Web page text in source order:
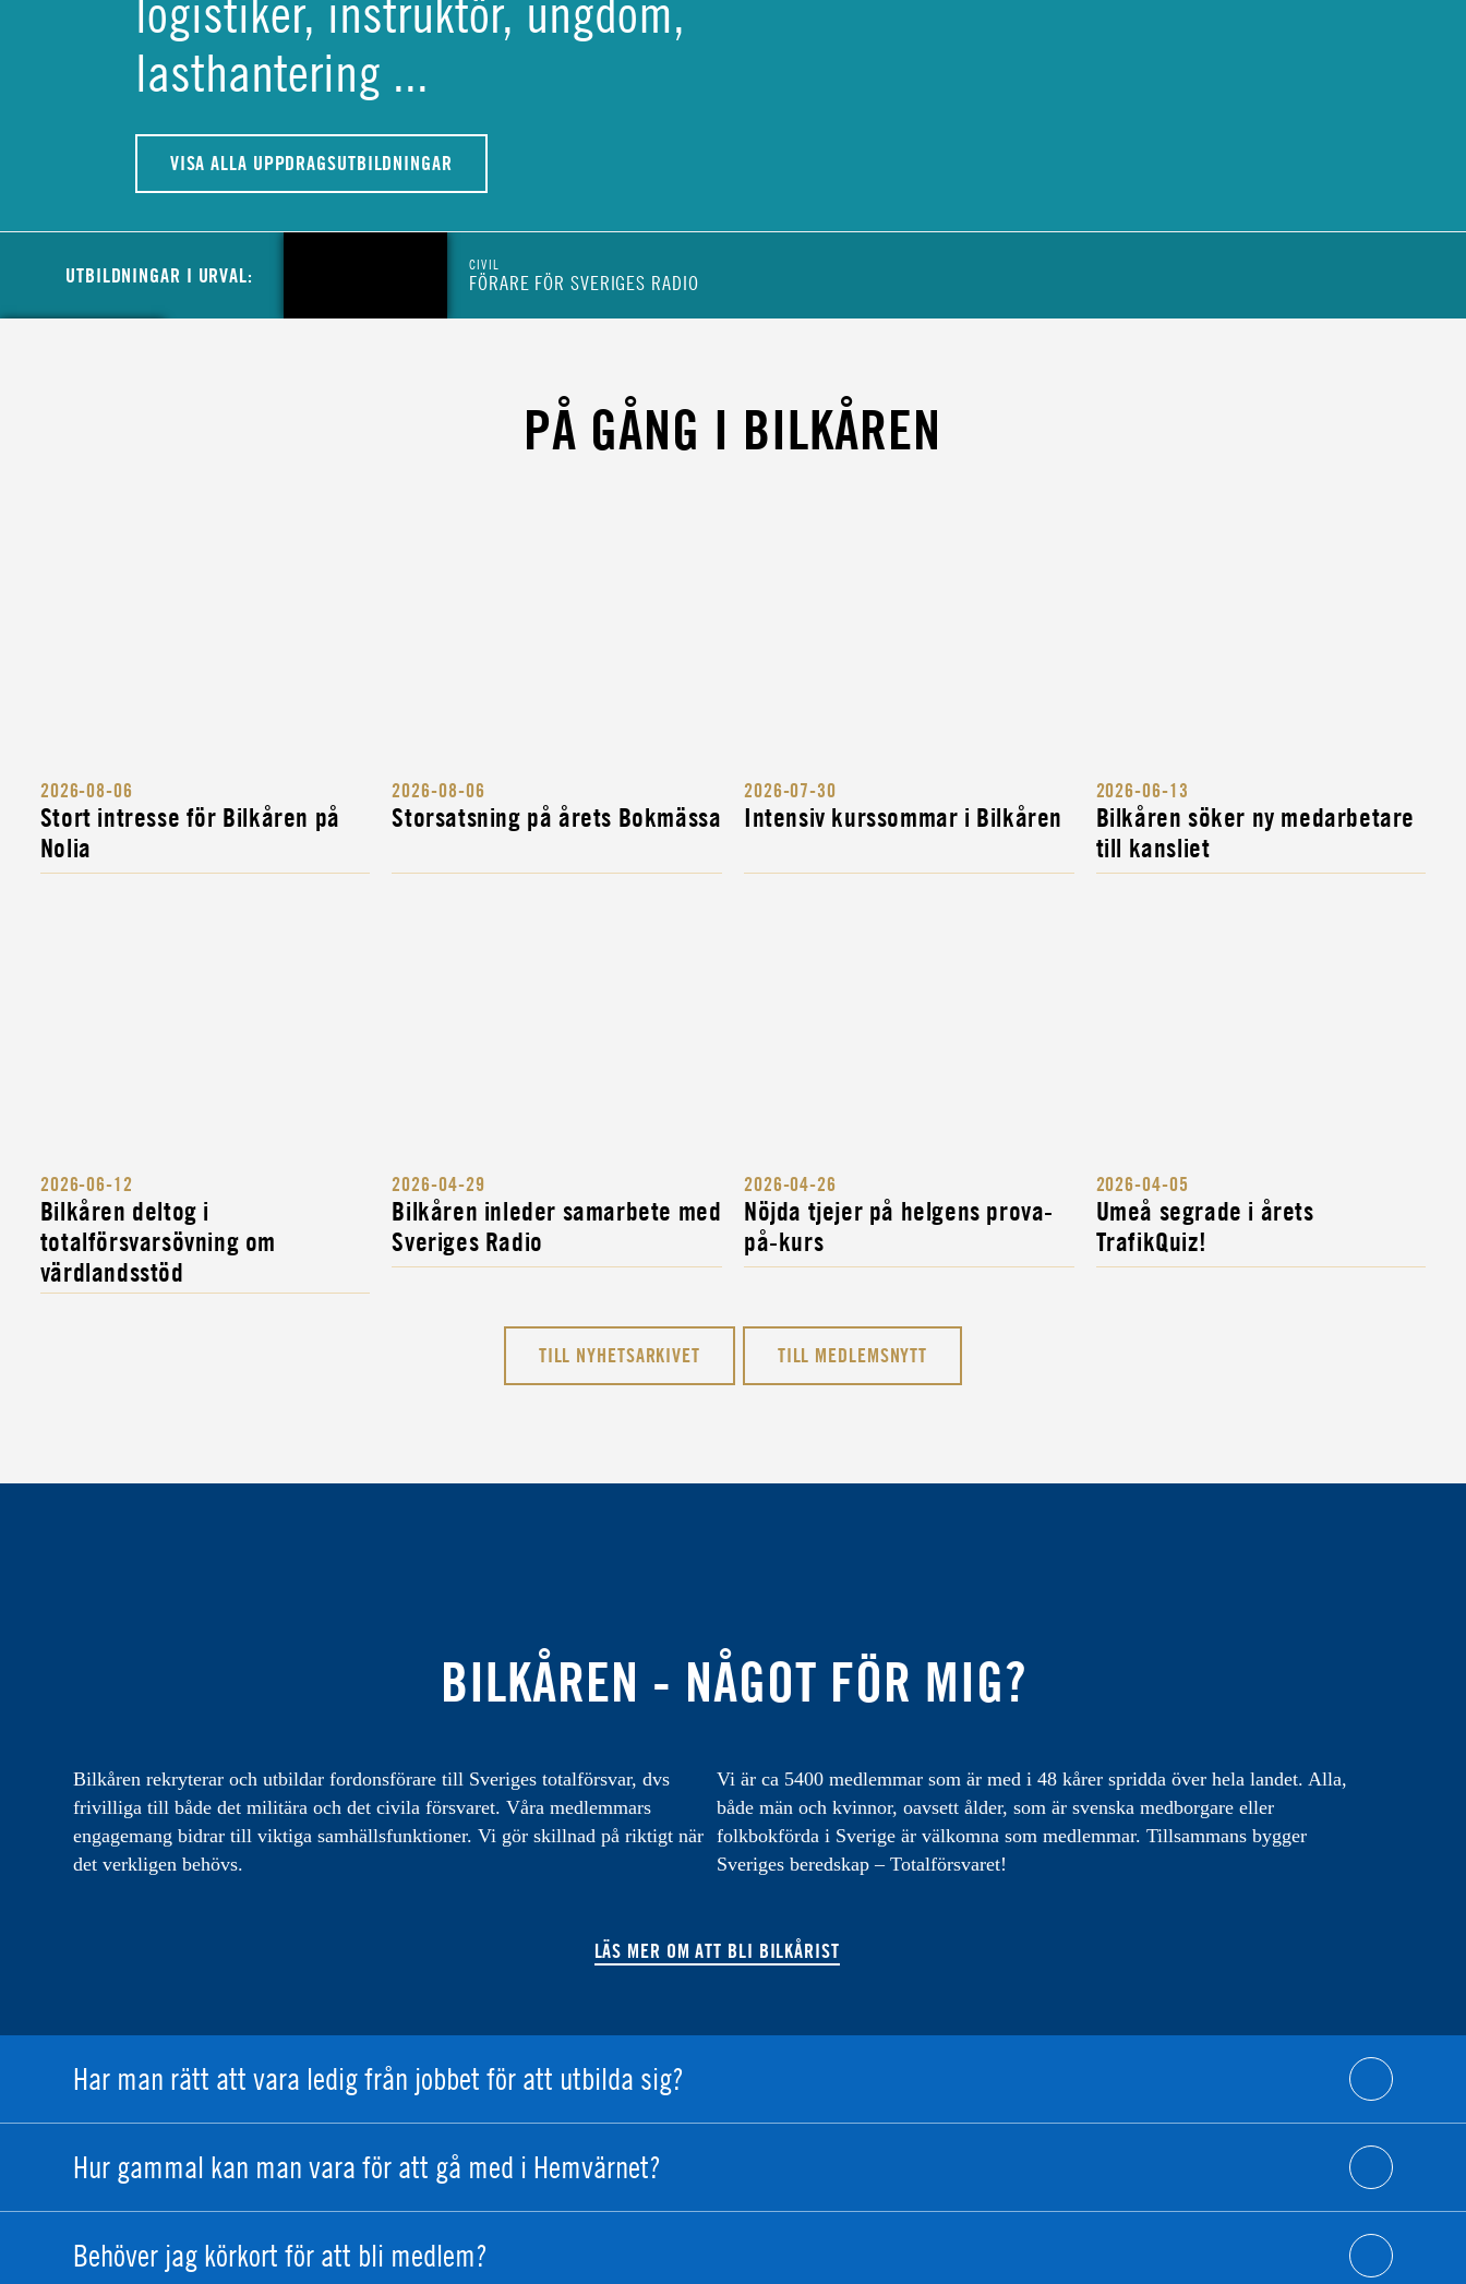
logistiker, instruktör, ungdom,
lasthantering ...
VISA ALLA UPPDRAGSUTBILDNINGAR
UTBILDNINGAR I URVAL: CIVIL
FÖRARE FÖR SVERIGES RADIO
KOMPLETTERINGSUTBILDNING FÖR MILITÄRA
FORDONS- OCH...
INSTRUKTÖR
PÅ GÅNG I BILKÅREN
2026-08-06
Stort intresse för Bilkåren på
Nolia
2026-08-06
Storsatsning på årets Bokmässa
2026-07-30
Intensiv kurssommar i Bilkåren
2026-06-13
Bilkåren söker ny medarbetare
till kansliet
2026-06-12
Bilkåren deltog i
totalförsvarsövning om
värdlandsstöd
2026-04-29
Bilkåren inleder samarbete med
Sveriges Radio
2026-04-26
Nöjda tjejer på helgens prova-
på-kurs
2026-04-05
Umeå segrade i årets
TrafikQuiz!
TILL NYHETSARKIVET TILL MEDLEMSNYTT
BILKÅREN - NÅGOT FÖR MIG?
Bilkåren rekryterar och utbildar fordonsförare till Sveriges totalförsvar, dvs
frivilliga till både det militära och det civila försvaret. Våra medlemmars
engagemang bidrar till viktiga samhällsfunktioner. Vi gör skillnad på riktigt när
det verkligen behövs.
Vi är ca 5400 medlemmar som är med i 48 kårer spridda över hela landet. Alla,
både män och kvinnor, oavsett ålder, som är svenska medborgare eller
folkbokförda i Sverige är välkomna som medlemmar. Tillsammans bygger
Sveriges beredskap – Totalförsvaret!
LÄS MER OM ATT BLI BILKÅRIST
Har man rätt att vara ledig från jobbet för att utbilda sig?
Hur gammal kan man vara för att gå med i Hemvärnet?
Behöver jag körkort för att bli medlem?